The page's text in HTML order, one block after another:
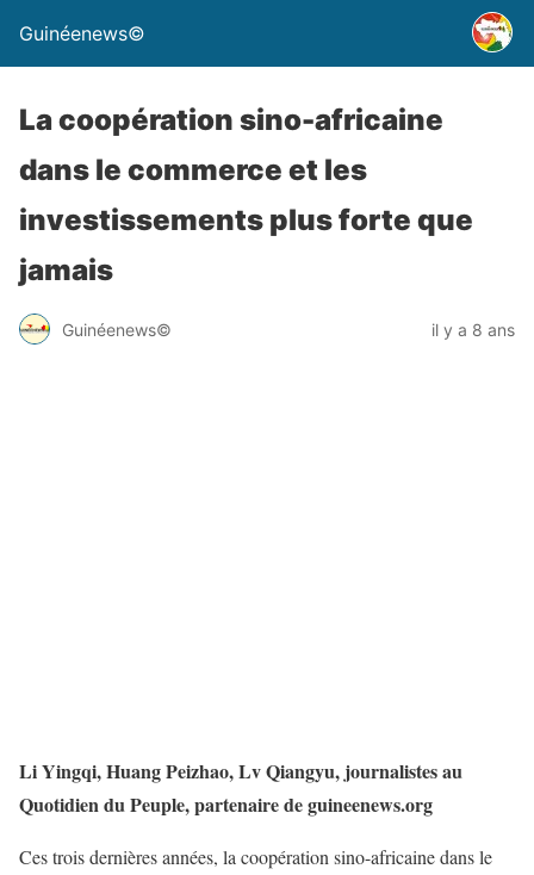
Guinéenews©
La coopération sino-africaine
dans le commerce et les
investissements plus forte que
jamais
Guinéenews© il y a 8 ans
Li Yingqi, Huang Peizhao, Lv Qiangyu, journalistes au
Quotidien du Peuple, partenaire de guineenews.org
Ces trois dernières années, la coopération sino-africaine dans le